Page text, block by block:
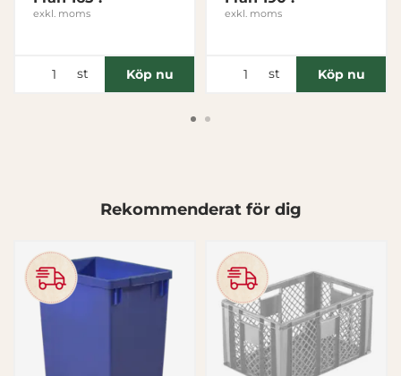
Visa detaljer
Tillåt alla
Tillåt urval
exkl. moms
st Köp nu
exkl. moms
st Köp nu
Rekommenderat för dig